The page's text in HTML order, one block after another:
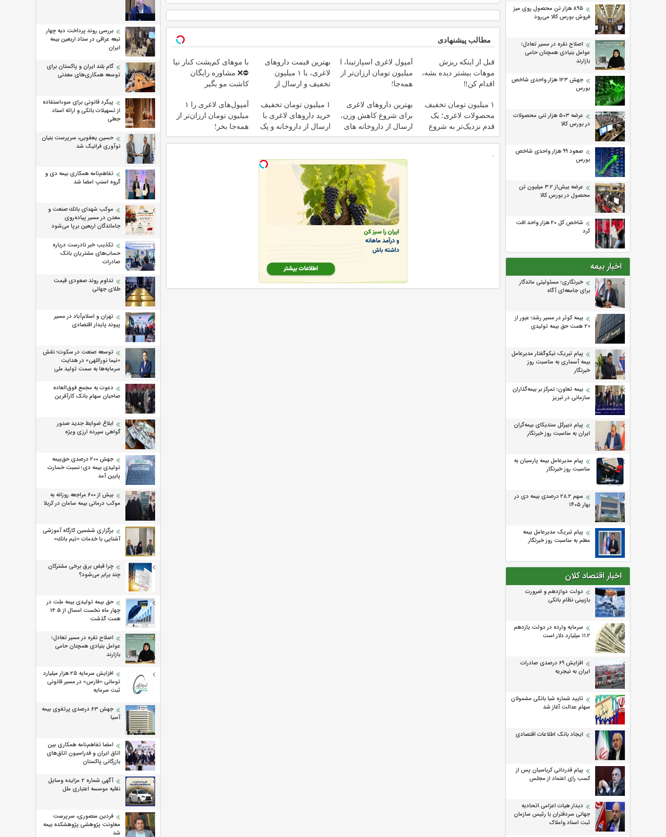
۸۹۵ هزار تن محصول روی میز
فروش بورس کالا می‌‌رود
اصلاح نقره در مسیر تعادل؛
عوامل بنیادی همچنان حامی
بازارند
جهش ۱۲۳ هزار واحدی شاخص
بورس
عرضه ۵۰۳ هزار تنی محصولات
در بورس کالا
صعود ۹۹ هزار واحدی شاخص
بورس
عرضه بیش‌از ۳.۲ میلیون تن
محصول در بورس کالا
شاخص کل ۲۰ هزار واحد افت
کرد
اخبار بیمه
خبرنگاری؛ مسئولیتی ماندگار
برای جامعه‌ای آگاه
بیمه کوثر در مسیر رشد؛ عبور از
20 همت حق بیمه تولیدی
پیام تبریک نیکوگفتار مدیرعامل
بیمه آسماری به مناسبت روز
خبرنگار
بیمه تعاون؛ تمرکز بر بیمه‌گذاران
سازمانی در تبریز
پیام دبیرکل سندیکای بیمه‌گران
ایران به مناسبت روز خبرنگار
پیام مدیرعامل بیمه پارسیان به
مناسبت روز خبرنگار
سهم ۲۸.۲ درصدی بیمه دی در
بهار ۱۴۰۵
پیام تبریک مدیرعامل بیمه
معلم به مناسبت روز خبرنگار
اخبار اقتصاد کلان
دولت دوازدهم و ضرورت
بازبینی نظام بانکی
سرمایه وارده در دولت یازدهم
۱۱.۲ میلیارد دلار است
افزایش 69 درصدی صادرات
ایران به نیجریه
تایید شماره شبا بانکی مشمولان
سهام عدالت آغاز شد
ایجاد بانک اطلاعات اقتصادی
پیام قدردانی کرباسیان پس از
کسب رای اعتماد از مجلس
دیدار هیات اعزامی اتحادیه
جهانی سردفتران با رئیس سازمان
ثبت اسناد واملاک
مطالب پیشنهادی
قبل از اینکه ریزش
موهات بیشتر دیده بشه،
اقدام کن‼️
آمپول لاغری اسپارتینا، ا
میلیون تومان ارزان‌تر از
همه‌جا!
بهترین قیمت داروهای
لاغری، با ۱ میلیون
تخفیف و ارسال از
با موهای کم‌پشت کنار نیا
⛔️❌ مشاوره رایگان
کاشت مو بگیر
۱ میلیون تومان تخفیف
محصولات لاغری؛ یک
قدم نزدیک‌تر به شروع
کاهش وزن
بهترین داروهای لاغری
برای شروع کاهش وزن،
ارسال از داروخانه های
نزدیکت!
1 میلیون تومان تخفیف
خرید داروهای لاغری با
ارسال از داروخانه و پک
یخ!
آمپول‌های لاغری را ۱
میلیون تومان ارزان‌تر از
همه‌جا بخر!
.
بررسی روند پرداخت دیه چهار
تبعه عراقی در ستاد اربعین بیمه
ایران
گام بلند ایران و پاکستان برای
توسعه همکاری‌های معدنی
پیگرد قانونی برای سوءاستفاده
از تسهیلات بانکی و ارائه اسناد
جعلی
حسین یعقوبی، سرپرست بنیان
نوآوری فرانیک شد
تفاهم‌نامه همکاری بیمه دی و
گروه اسنپ امضا شد
موكب شهدای بانك صنعت و
معدن در مسیر پیاده‌روی
جاماندگان اربعین برپا می‌شود
تکذیب خبر نادرست درباره
حساب‌های مشتریان بانک
صادرات
تداوم روند صعودی قیمت
طلای جهانی
تهران و اسلام‌آباد در مسیر
پیوند پایدار اقتصادی
توسعه صنعت در سکوت؛ نقش
«نیما نوراللهی» در هدایت
سرمایه‌ها به سمت تولید ملی
دعوت به مجمع فوق‌العاده
صاحبان سهام بانک کارآفرین
ابلاغ ضوابط جدید صدور
گواهی سپرده ارزی ویژه
جهش ۲۰۰ درصدی حق‌بیمه
تولیدی بیمه دی؛ نسبت خسارت
پایین آمد
بیش از ۶۰۰ مراجعه روزانه به
موکب درمانی بیمه سامان در کربلا
برگزاری ششمین كارگاه آموزشی
آشنایی با خدمات «تیم بانك»
چرا قبض برق برخی مشترکان
چند برابر می‌شود؟
حق بیمه تولیدی بیمه ملت در
چهار ماه نخست امسال از 14.5
همت گذشت
اصلاح نقره در مسیر تعادل؛
عوامل بنیادی همچنان حامی
بازارند
افزایش سرمایه ۲۵ هزار میلیارد
تومانی «فارس» در مسیر قانونی
ثبت سرمایه
جهش ۶۳ درصدی پرتفوی بیمه
آسیا
امضا تفاهم‌نامه همکاری بین
اتاق ایران و فدراسیون اتاق‌های
بازرگانی پاکستان
آگهی شماره 2 مزایده وسایل
نقلیه موسسه اعتباری ملل
فردین منصوری، سرپرست
معاونت پژوهشی پژوهشكده بیمه
شد